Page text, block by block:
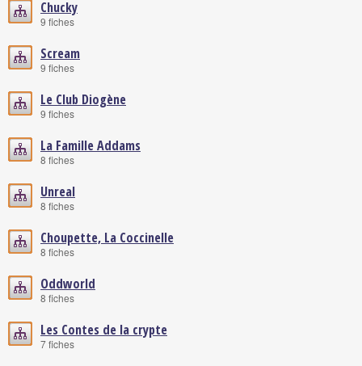
Chucky
9 fiches
Scream
9 fiches
Le Club Diogène
9 fiches
La Famille Addams
8 fiches
Unreal
8 fiches
Choupette, La Coccinelle
8 fiches
Oddworld
8 fiches
Les Contes de la crypte
7 fiches